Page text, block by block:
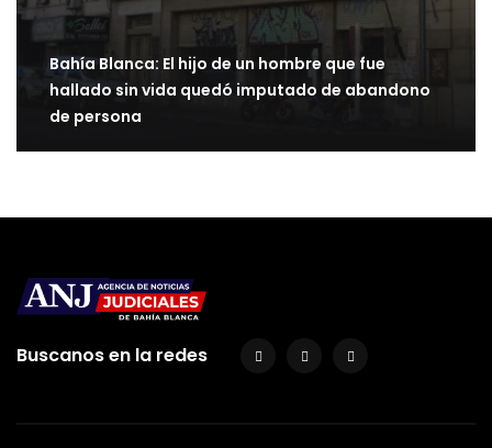
Bahía Blanca: El hijo de un hombre que fue
hallado sin vida quedó imputado de abandono
de persona
Buscanos en la redes